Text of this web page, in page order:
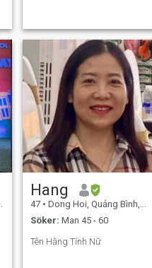
Hang
47 • Dong Hoi, Quảng Bình, Vietnam
Söker: Man 45 - 60
Tên Hằng Tính Nữ